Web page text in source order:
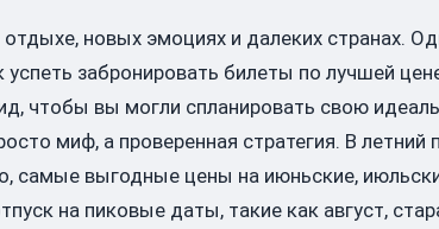
новых эмоциях и далеких странах.
забронировать билеты по лучшей
чтобы вы могли спланировать свою
миф, а проверенная стратегия. В летний
самые выгодные цены на июньские,
на пиковые даты, такие как август,